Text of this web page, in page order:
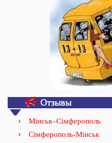
Отзывы
Мінськ–Сімферополь
Сімферополь-Мінськ